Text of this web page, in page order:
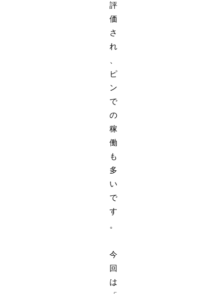
評
価
さ
れ
ピ
ン
で
の
稼
働
も
多
い
で
す
。
今
回
は